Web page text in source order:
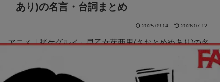
あり)の名言・台詞まとめ
2025.09.04 2026.07.12
アニメ「賭ケグルイ」早乙女芽亜里(さおとめめあり)の名